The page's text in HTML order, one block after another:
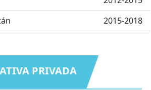
2015-2018
PRIVADA